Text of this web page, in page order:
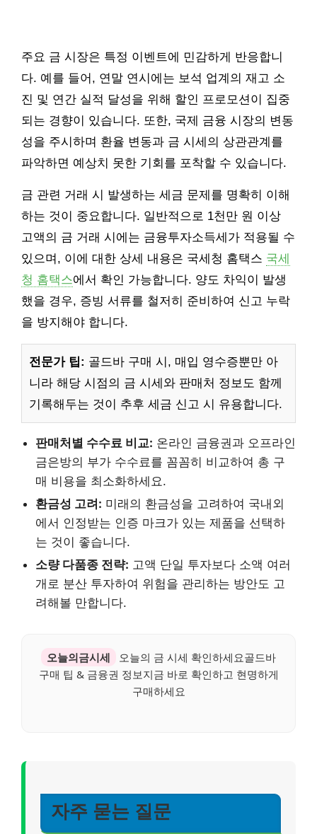
주요 금 시장은 특정 이벤트에 민감하게 반응합니
다. 예를 들어, 연말 연시에는 보석 업계의 재고 소
진 및 연간 실적 달성을 위해 할인 프로모션이 집중
되는 경향이 있습니다. 또한, 국제 금융 시장의 변동
성을 주시하며 환율 변동과 금 시세의 상관관계를
파악하면 예상치 못한 기회를 포착할 수 있습니다.
금 관련 거래 시 발생하는 세금 문제를 명확히 이해
하는 것이 중요합니다. 일반적으로 1천만 원 이상
고액의 금 거래 시에는 금융투자소득세가 적용될 수
있으며, 이에 대한 상세 내용은 국세청 홈택스 국세
청 홈택스에서 확인 가능합니다. 양도 차익이 발생
했을 경우, 증빙 서류를 철저히 준비하여 신고 누락
을 방지해야 합니다.
전문가 팁: 골드바 구매 시, 매입 영수증뿐만 아
니라 해당 시점의 금 시세와 판매처 정보도 함께
기록해두는 것이 추후 세금 신고 시 유용합니다.
판매처별 수수료 비교: 온라인 금융권과 오프라인
금은방의 부가 수수료를 꼼꼼히 비교하여 총 구
매 비용을 최소화하세요.
환금성 고려: 미래의 환금성을 고려하여 국내외
에서 인정받는 인증 마크가 있는 제품을 선택하
는 것이 좋습니다.
소량 다품종 전략: 고액 단일 투자보다 소액 여러
개로 분산 투자하여 위험을 관리하는 방안도 고
려해볼 만합니다.
오늘의금시세
오늘의 금 시세 확인하세요골드바
구매 팁 & 금융권 정보지금 바로 확인하고 현명하게
구매하세요
자주 묻는 질문